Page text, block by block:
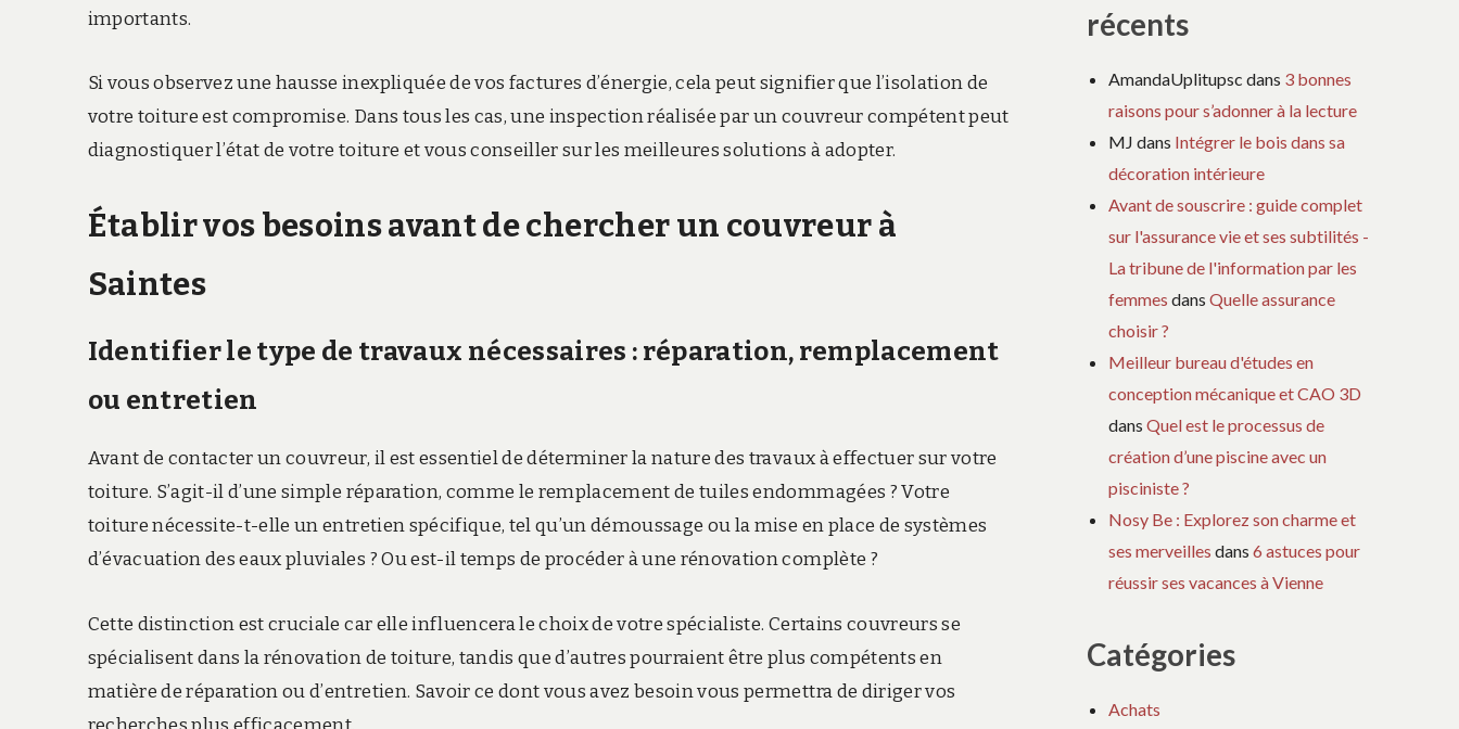
importants.
Si vous observez une hausse inexpliquée de vos factures d’énergie, cela peut signifier que l’isolation de
votre toiture est compromise. Dans tous les cas, une inspection réalisée par un couvreur compétent peut
diagnostiquer l’état de votre toiture et vous conseiller sur les meilleures solutions à adopter.
Établir vos besoins avant de chercher un couvreur à
Saintes
Identifier le type de travaux nécessaires : réparation, remplacement
ou entretien
Avant de contacter un couvreur, il est essentiel de déterminer la nature des travaux à effectuer sur votre
toiture. S’agit-il d’une simple réparation, comme le remplacement de tuiles endommagées ? Votre
toiture nécessite-t-elle un entretien spécifique, tel qu’un démoussage ou la mise en place de systèmes
d’évacuation des eaux pluviales ? Ou est-il temps de procéder à une rénovation complète ?
Cette distinction est cruciale car elle influencera le choix de votre spécialiste. Certains couvreurs se
spécialisent dans la rénovation de toiture, tandis que d’autres pourraient être plus compétents en
matière de réparation ou d’entretien. Savoir ce dont vous avez besoin vous permettra de diriger vos
récents
AmandaUplitupsc dans 3 bonnes
raisons pour s’adonner à la lecture
MJ dans Intégrer le bois dans sa
décoration intérieure
Avant de souscrire : guide complet
sur l'assurance vie et ses subtilités -
La tribune de l'information par les
femmes dansQuelle assurance
choisir ?
Meilleur bureau d'études en
conception mécanique et CAO 3D
dansQuel est le processus de
création d’une piscine avec un
pisciniste ?
Nosy Be : Explorez son charme et
ses merveilles dans6 astuces pour
réussir ses vacances à Vienne
Catégories
Achats